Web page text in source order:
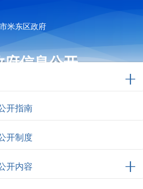
米东区政府
府信息公开
开指南
开制度
开内容